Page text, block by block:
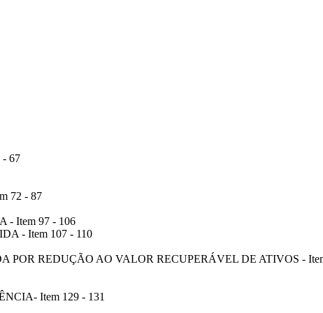
67
72 - 87
- Item 97 - 106
- Item 107 - 110
POR REDUÇÃO AO VALOR RECUPERÁVEL DE ATIVOS -
Item 129 - 131